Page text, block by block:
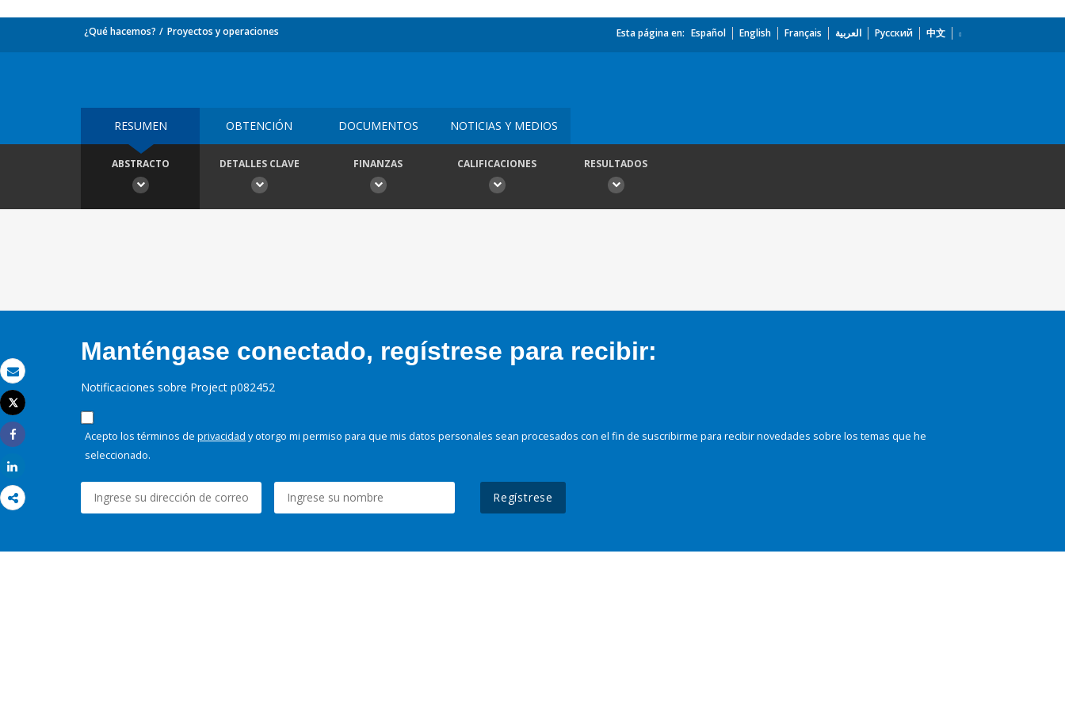
Correo electrónico
Imprimir
Tweet
Share
¿Qué hacemos? Proyectos y operaciones Esta página en: Español English Français العربية Русский 中文
RESUMEN OBTENCIÓN DOCUMENTOS NOTICIAS Y MEDIOS
ABSTRACTO DETALLES CLAVE FINANZAS CALIFICACIONES RESULTADOS
Manténgase conectado, regístrese para recibir:
Notificaciones sobre Project p082452
Acepto los términos de privacidad y otorgo mi permiso para que mis datos personales sean procesados con el fin de suscribirme para recibir novedades sobre los temas que he
seleccionado.
Regístrese